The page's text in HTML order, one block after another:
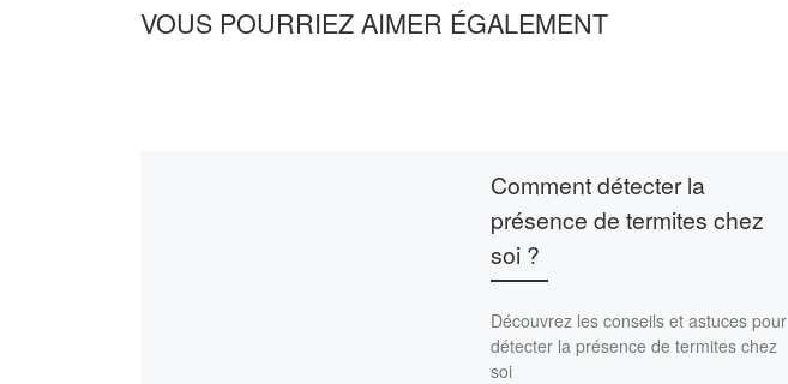
VOUS POURRIEZ AIMER ÉGALEMENT
Comment détecter la
présence de termites chez
soi ?
Découvrez les conseils et astuces pour
détecter la présence de termites chez
soi